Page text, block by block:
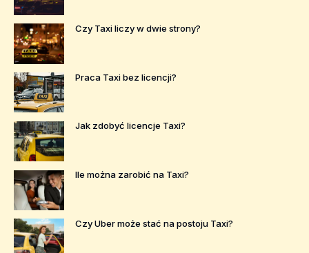
Czy Taxi liczy w dwie strony?
Praca Taxi bez licencji?
Jak zdobyć licencje Taxi?
Ile można zarobić na Taxi?
Czy Uber może stać na postoju Taxi?